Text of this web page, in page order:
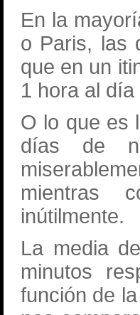
En la
o Paris, las
que en un
1 hora al
O lo que es
días de
mientras
inútilmente.
La media
minutos
función de